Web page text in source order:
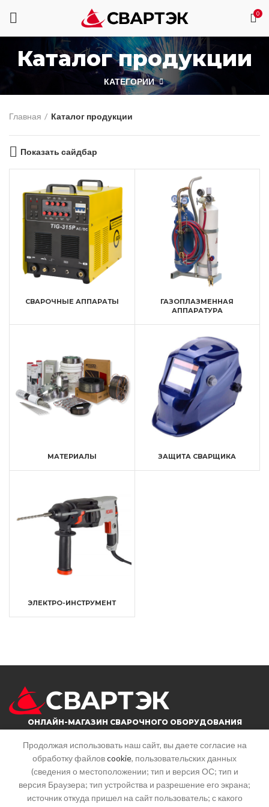
0
Каталог продукции
КАТЕГОРИИ
Главная Каталог продукции
Показать сайдбар
СВАРОЧНЫЕ АППАРАТЫ
ГАЗОПЛАЗМЕННАЯ
АППАРАТУРА
МАТЕРИАЛЫ ЗАЩИТА СВАРЩИКА
ЭЛЕКТРО-ИНСТРУМЕНТ
ОНЛАЙН-МАГАЗИН СВАРОЧНОГО ОБОРУДОВАНИЯ
г. Саратов, ул. Большая горная, 215
Почта: info@svartek.ru
Продолжая использовать наш сайт, вы даете согласие на
обработку файловcookie, пользовательских данных
(сведения о местоположении; тип и версия ОС; тип и
версия Браузера; тип устройства и разрешение его экрана;
источник откуда пришел на сайт пользователь; с какого